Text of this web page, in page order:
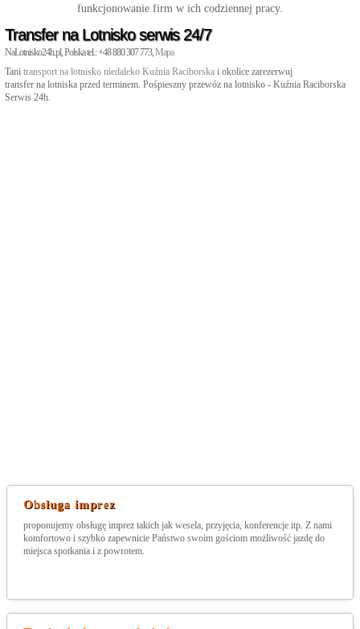
funkcjonowanie firm w ich codziennej pracy.
Transfer na Lotnisko serwis 24/7
NaLotnisko24h.pl, Polska tel.: +48 880 307 773,Mapa
Tani transport na lotnisko niedaleko Kuźnia Raciborska i okolice zarezerwuj
transfer na lotniska przed terminem. Pośpieszny przewóz na lotnisko - Kuźnia Raciborska
Serwis 24h.
Obsługa imprez
proponujemy obsługę imprez takich jak wesela, przyjęcia, konferencje itp. Z nami
komfortowo i szybko zapewnicie Państwo swoim gościom możliwość jazdę do
miejsca spotkania i z powrotem.